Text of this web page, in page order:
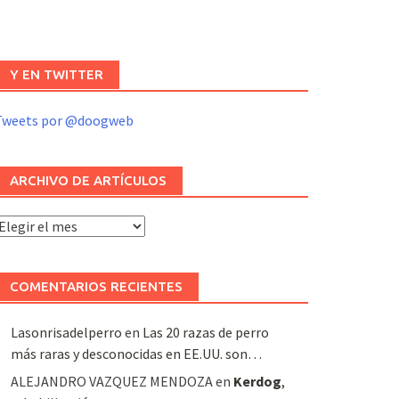
Y EN TWITTER
por @doogweb
ARCHIVO DE ARTÍCULOS
COMENTARIOS RECIENTES
Lasonrisadelperro en Las 20 razas de perro
más raras y desconocidas en EE.UU. son…
ALEJANDRO VAZQUEZ MENDOZAen Kerdog,